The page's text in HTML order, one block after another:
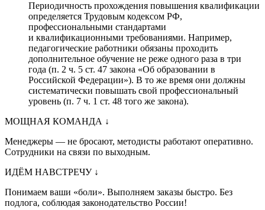
Периодичность прохождения повышения квалификации
определяется Трудовым кодексом РФ,
профессиональными стандартами
и квалификационными требованиями. Например,
педагогические работники обязаны проходить
дополнительное обучение не реже одного раза в три
года (п. 2 ч. 5 ст. 47 закона «Об образовании в
Российской Федерации»). В то же время они должны
систематически повышать свой профессиональный
уровень (п. 7 ч. 1 ст. 48 того же закона).
МОЩНАЯ КОМАНДА ↓
Менеджеры — не бросают, методисты работают оперативно.
Сотрудники на связи по выходным.
ИДЁМ НАВСТРЕЧУ ↓
Понимаем ваши «боли». Выполняем заказы быстро. Без
подлога, соблюдая законодательство России!